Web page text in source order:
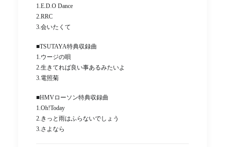
1.E.D.O Dance
2.RRC
3.会いたくて
■TSUTAYA特典収録曲
1.ウージの唄
2.生きてれば良い事あるみたいよ
3.電照菊
■HMVローソン特典収録曲
1.Oh!Today
2.きっと雨はふらないでしょう
3.さよなら